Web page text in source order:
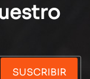
SUSCRIBIR